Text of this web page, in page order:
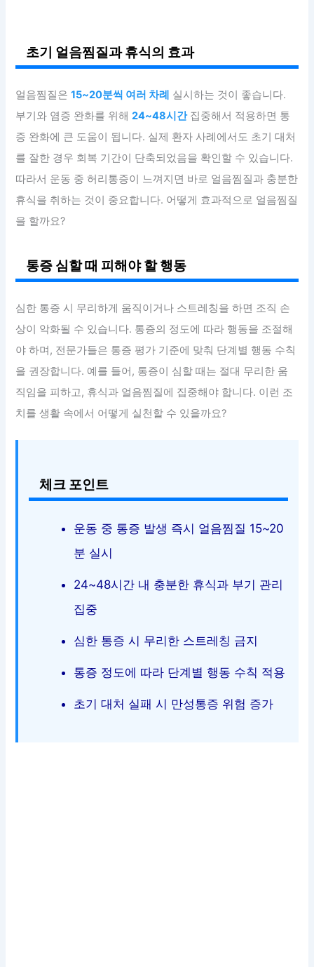
초기 얼음찜질과 휴식의 효과
얼음찜질은15~20분씩 여러 차례 실시하는 것이 좋습니다.
부기와 염증 완화를 위해24~48시간집중해서 적용하면 통
증 완화에 큰 도움이 됩니다. 실제 환자 사례에서도 초기 대처
를 잘한 경우 회복 기간이 단축되었음을 확인할 수 있습니다.
따라서 운동 중 허리통증이 느껴지면 바로 얼음찜질과 충분한
휴식을 취하는 것이 중요합니다. 어떻게 효과적으로 얼음찜질
을 할까요?
통증 심할 때 피해야 할 행동
심한 통증 시 무리하게 움직이거나 스트레칭을 하면 조직 손
상이 악화될 수 있습니다. 통증의 정도에 따라 행동을 조절해
야 하며, 전문가들은 통증 평가 기준에 맞춰 단계별 행동 수칙
을 권장합니다. 예를 들어, 통증이 심할 때는 절대 무리한 움
직임을 피하고, 휴식과 얼음찜질에 집중해야 합니다. 이런 조
치를 생활 속에서 어떻게 실천할 수 있을까요?
체크 포인트
운동 중 통증 발생 즉시 얼음찜질 15~20
분 실시
24~48시간 내 충분한 휴식과 부기 관리
집중
심한 통증 시 무리한 스트레칭 금지
통증 정도에 따라 단계별 행동 수칙 적용
초기 대처 실패 시 만성통증 위험 증가